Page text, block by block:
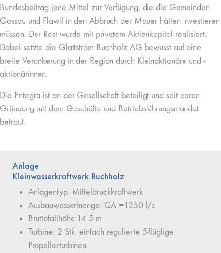
Bundesbeitrag jene Mittel zur Verfügung, die die Gemeinden
Gossau und Flawil in den Abbruch der Mauer hätten investieren
müssen. Der Rest wurde mit privatem Aktienkapital realisiert.
Dabei setzte die Glattstrom Buchholz AG bewusst auf eine
breite Verankerung in der Region durch Kleinaktionäre und -
aktionärinnen.
Die Entegra ist an der Gesellschaft beteiligt und seit deren
Gründung mit dem Geschäfts- und Betriebsführungsmandat
betraut.
Anlage
Kleinwasserkraftwerk Buchholz
Anlagentyp: Mitteldruckkraftwerk
Ausbauwassermenge: QA =1350 l/s
Bruttofallhöhe:14.5 m
Turbine: 2 Stk. einfach regulierte 5-flüglige
Propellerturbinen